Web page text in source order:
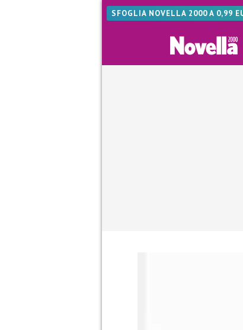
SFOGLIA NOVELLA 2000 A 0,99